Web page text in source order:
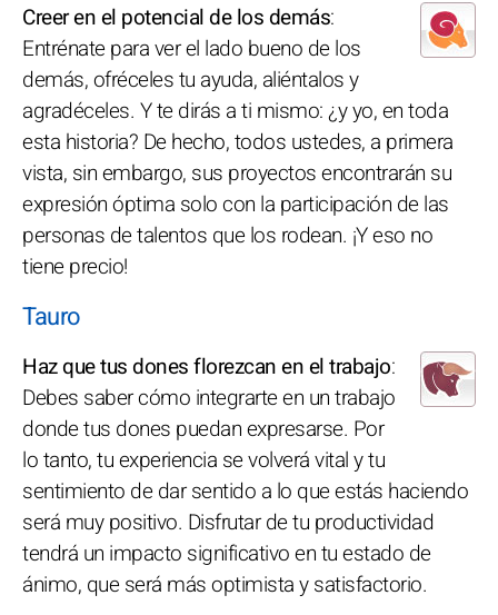
Creer en el potencial de los demás:
Entrénate para ver el lado bueno de los
demás, ofréceles tu ayuda, aliéntalos y
agradéceles. Y te dirás a ti mismo: ¿y yo, en toda
esta historia? De hecho, todos ustedes, a primera
vista, sin embargo, sus proyectos encontrarán su
expresión óptima solo con la participación de las
personas de talentos que los rodean. ¡Y eso no
tiene precio!
Tauro
Haz que tus dones florezcan en el trabajo:
Debes saber cómo integrarte en un trabajo
donde tus dones puedan expresarse. Por
lo tanto, tu experiencia se volverá vital y tu
sentimiento de dar sentido a lo que estás haciendo
será muy positivo. Disfrutar de tu productividad
tendrá un impacto significativo en tu estado de
ánimo, que será más optimista y satisfactorio.